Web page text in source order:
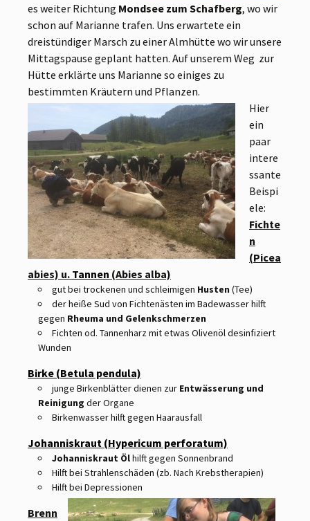
es weiter Richtung Mondsee zum Schafberg, wo wir
schon auf Marianne trafen. Uns erwartete ein
dreistündiger Marsch zu einer Almhütte wo wir unsere
Mittagspause geplant hatten. Auf unserem Weg zur
Hütte erklärte uns Marianne so einiges zu
bestimmten Kräutern und Pflanzen.
Hier
ein
paar
intere
ssante
Beispi
ele:
Fichte
n
(Picea
abies) u. Tannen (Abies alba)
gut bei trockenen und schleimigen Husten (Tee)
der heiße Sud von Fichtenästen im Badewasser hilft
gegen Rheuma und Gelenkschmerzen
Fichten od. Tannenharz mit etwas Olivenöl desinfiziert
Wunden
Birke (Betula pendula)
junge Birkenblätter dienen zur Entwässerung und
Reinigung der Organe
Birkenwasser hilft gegen Haarausfall
Johanniskraut (Hypericum perforatum)
Johanniskraut Ölhilft gegen Sonnenbrand
Hilft bei Strahlenschäden (zb. Nach Krebstherapien)
Hilft bei Depressionen
Brenn